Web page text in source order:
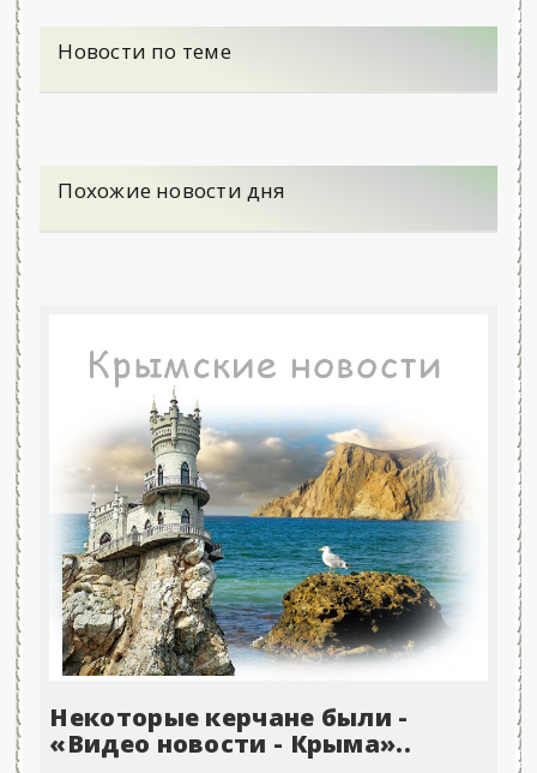
Новости по теме
Похожие новости дня
Некоторые керчане были -
«Видео новости - Крыма»..